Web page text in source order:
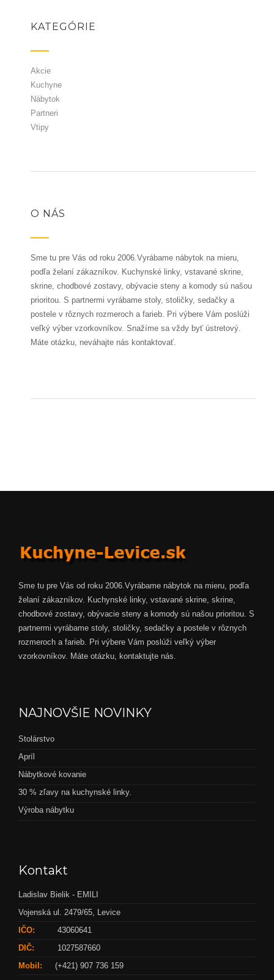
KATEGÓRIE
Akcie
Kuchyne
Nábytok
Partneri
Vtipy
O NÁS
Sme tu pre Vás od roku 2006.Vyrábame nábytok na mieru,
podľa želaní zákazníkov. Kuchynské linky, vstavané skrine,
skrine, chodbové zostavy, obývacie steny a komody sú našou
prioritou. S partnermi vyrábame stoly, stoličky, sedačky a
postele v rôznych rozmeroch a farieb. Pri výbere Vám poslúži
veľký výber vzorkovníkov. Snažíme sa vždy byť ústretový.
Máte otázku, neváhajte nás kontaktovať.
Sme tu pre Vás od roku 2006.Vyrábame nábytok na mieru, podľa
želaní zákazníkov. Kuchynské linky, vstavané skrine, skrine,
chodbové zostavy, obývacie steny a komody sú našou prioritou. S
partnermi vyrábame stoly, stoličky, sedačky a postele v rôznych
rozmeroch a farieb. Pri výbere Vám poslúži veľký výber
vzorkovníkov. Máte otázku, kontaktujte nás.
NAJNOVŠIE NOVINKY
Stolárstvo
Apríl
Nábytkové kovanie
30 % zľavy na kuchynské linky.
Výroba nábytku
Kontakt
Ladislav Bielik - EMILI
Vojenská ul. 2479/65, Levice
IČO:
43060641
DIČ:
1027587660
Mobil:
(+421) 907 736 159